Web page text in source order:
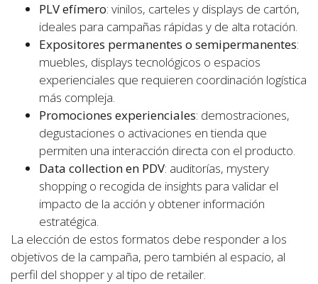
PLV efímero: vinilos, carteles y displays de cartón,
ideales para campañas rápidas y de alta rotación.
Expositores permanentes o semipermanentes:
muebles, displays tecnológicos o espacios
experienciales que requieren coordinación logística
más compleja.
Promociones experienciales: demostraciones,
degustaciones o activaciones en tienda que
permiten una interacción directa con el producto.
Data collection en PDV: auditorías, mystery
shopping o recogida de insights para validar el
impacto de la acción y obtener información
estratégica.
La elección de estos formatos debe responder a los
objetivos de la campaña, pero también al espacio, al
perfil del shopper y al tipo de retailer.